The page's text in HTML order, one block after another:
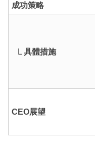
成功策略
L 具體措施
CEO展望